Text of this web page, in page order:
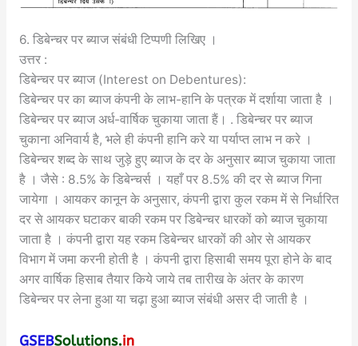
6. डिबेन्चर पर ब्याज संबंधी टिप्पणी लिखिए ।
उत्तर :
डिबेन्चर पर ब्याज (Interest on Debentures):
डिबेन्चर पर का ब्याज कंपनी के लाभ-हानि के पत्रक में दर्शाया जाता है ।
डिबेन्चर पर ब्याज अर्ध-वार्षिक चुकाया जाता हैं। . डिबेन्चर पर ब्याज
चुकाना अनिवार्य है, भले ही कंपनी हानि करे या पर्याप्त लाभ न करे ।
डिबेन्चर शब्द के साथ जुड़े हुए ब्याज के दर के अनुसार ब्याज चुकाया जाता
है । जैसे : 8.5% के डिबेन्चर्स । यहाँ पर 8.5% की दर से ब्याज गिना
जायेगा । आयकर कानून के अनुसार, कंपनी द्वारा कुल रकम में से निर्धारित
दर से आयकर घटाकर बाकी रकम पर डिबेन्चर धारकों को ब्याज चुकाया
जाता है । कंपनी द्वारा यह रकम डिबेन्चर धारकों की ओर से आयकर
विभाग में जमा करनी होती है । कंपनी द्वारा हिसाबी समय पूरा होने के बाद
अगर वार्षिक हिसाब तैयार किये जाये तब तारीख के अंतर के कारण
डिबेन्चर पर लेना हुआ या चढ़ा हुआ ब्याज संबंधी असर दी जाती है ।